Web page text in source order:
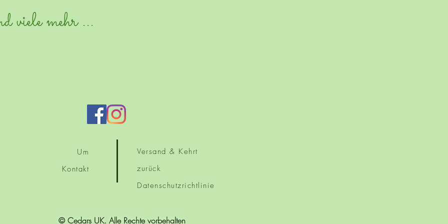
viele mehr ...
Um
Kontakt
Versand & Kehrt
zurück
Datenschutzrichtlinie
© Cedars UK. Alle Rechte vorbehalten